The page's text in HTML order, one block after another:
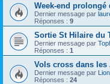
Week-end prolongé
Dernier message par
Réponses : 9
Sortie St Hilaire du
Dernier message par
Réponses : 1
Vols cross dans les
Dernier message par
Réponses : 24